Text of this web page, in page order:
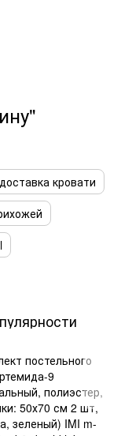
кровати